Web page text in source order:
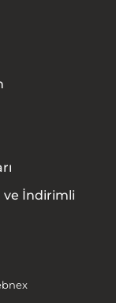
ve İndirimli